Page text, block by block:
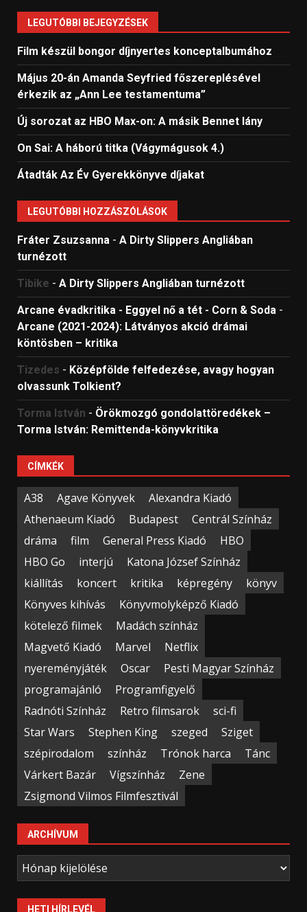
LEGUTÓBBI BEJEGYZÉSEK
Film készül bongor díjnyertes konceptalbumához
Május 20-án Amanda Seyfried főszereplésével
érkezik az „Ann Lee testamentuma”
Új sorozat az HBO Max-on: A másik Bennet lány
On Sai: A ​háború titka (Vágymágusok 4.)
Átadták Az Év Gyerekkönyve díjakat
LEGUTÓBBI HOZZÁSZÓLÁSOK
Fráter Zsuzsanna - A Dirty Slippers Angliában
turnézott
Tibike - A Dirty Slippers Angliában turnézott
Arcane évadkritika - Eggyel nő a tét - Corn & Soda -
Arcane (2021-2024): Látványos akció drámai
köntösben – kritika
Tizedes - Középfölde felfedezése, avagy hogyan
olvassunk Tolkient?
Torma István - Örökmozgó gondolattöredékek –
Torma István: Remittenda-könyvkritika
CÍMKÉK
A38 Agave Könyvek
Alexandra Kiadó
Athenaeum Kiadó
Budapest
Centrál Színház
dráma
film General Press Kiadó
HBO
HBO Go
interjú
Katona József Színház
kiállítás
koncert kritika képregény
könyv
Könyves kihívás
Könyvmolyképző Kiadó
kötelező filmek
Madách színház
Magvető Kiadó
Marvel
Netflix
nyereményjáték
Oscar
Pesti Magyar Színház
programajánló
Programfigyelő
Radnóti Színház
Retro filmsarok
sci-fi
Star Wars
Stephen King szeged
Sziget
szépirodalom
színház Trónok harca
Tánc
Várkert Bazár
Vígszínház
Zene
Zsigmond Vilmos Filmfesztivál
ARCHÍVUM
Archívum
HETI HÍRLEVÉL